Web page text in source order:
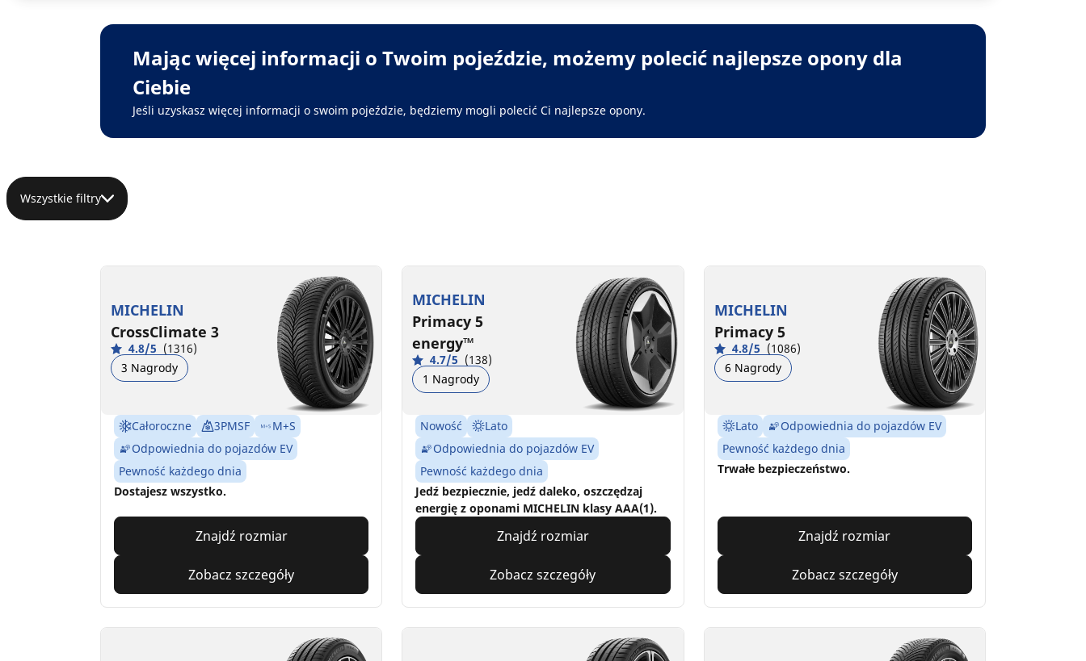
Mając więcej informacji o Twoim pojeździe, możemy polecić najlepsze opony dla
Ciebie
Jeśli uzyskasz więcej informacji o swoim pojeździe, będziemy mogli polecić Ci najlepsze opony.
Wszystkie filtry
MICHELIN
CrossClimate 3
4.8/5 (1316)
3 Nagrody
Całoroczne 3PMSF
M+S
Odpowiednia do pojazdów EV
Pewność każdego dnia
Dostajesz wszystko.
Znajdź rozmiar
Zobacz szczegóły
MICHELIN
Primacy 5
energy™
4.7/5 (138)
1 Nagrody
Nowość
Lato
Odpowiednia do pojazdów EV
Pewność każdego dnia
Jedź bezpiecznie, jedź daleko, oszczędzaj
energię z oponami MICHELIN klasy AAA(1).
Znajdź rozmiar
Zobacz szczegóły
MICHELIN
Primacy 5
4.8/5 (1086)
6 Nagrody
Lato
Odpowiednia do pojazdów EV
Pewność każdego dnia
Trwałe bezpieczeństwo.
Znajdź rozmiar
Zobacz szczegóły